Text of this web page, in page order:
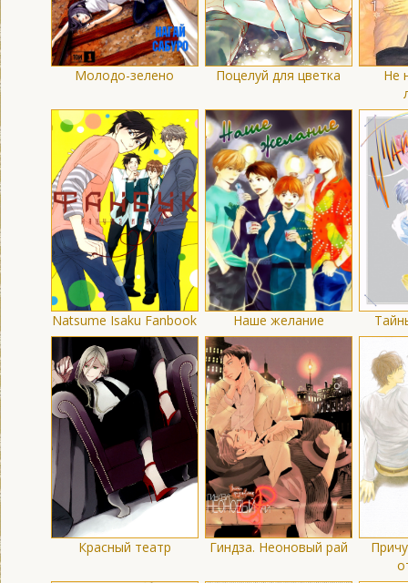
Молодо-зелено Поцелуй для цветка
Не
Natsume Isaku Fanbook Наше желание
Красный театр Гиндза. Неоновый рай